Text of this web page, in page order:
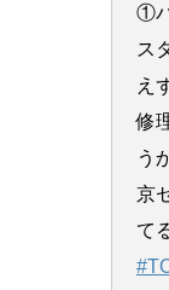
①
ス
え
修
う
京
て